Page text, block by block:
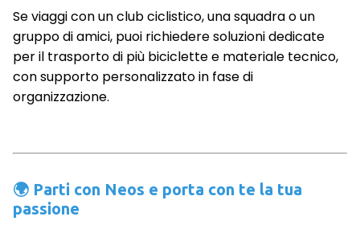
Se viaggi con un club ciclistico, una squadra o un
gruppo di amici, puoi richiedere soluzioni dedicate
per il trasporto di più biciclette e materiale tecnico,
con supporto personalizzato in fase di
organizzazione.
🌍 Parti con Neos e porta con te la tua
passione